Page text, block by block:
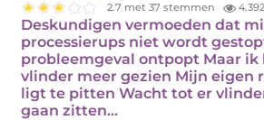
2.7 met 37 stemmen 4.392
Deskundigen vermoeden dat
processierups niet wordt
probleemgeval ontpopt Maar ik
vlinder meer gezien Mijn eigen
ligt te pitten Wacht tot er
gaan zitten…